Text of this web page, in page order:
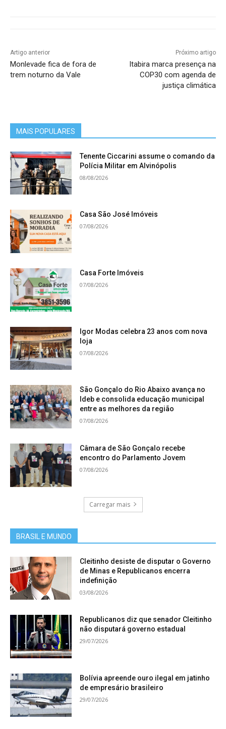
Artigo anterior
Monlevade fica de fora de
trem noturno da Vale
Próximo artigo
Itabira marca presença na
COP30 com agenda de
justiça climática
MAIS POPULARES
Tenente Ciccarini assume o comando da
Polícia Militar em Alvinópolis
08/08/2026
Casa São José Imóveis
07/08/2026
Casa Forte Imóveis
07/08/2026
Igor Modas celebra 23 anos com nova
loja
07/08/2026
São Gonçalo do Rio Abaixo avança no
Ideb e consolida educação municipal
entre as melhores da região
07/08/2026
Câmara de São Gonçalo recebe
encontro do Parlamento Jovem
07/08/2026
Carregar mais
BRASIL E MUNDO
Cleitinho desiste de disputar o Governo
de Minas e Republicanos encerra
indefinição
03/08/2026
Republicanos diz que senador Cleitinho
não disputará governo estadual
29/07/2026
Bolívia apreende ouro ilegal em jatinho
de empresário brasileiro
29/07/2026